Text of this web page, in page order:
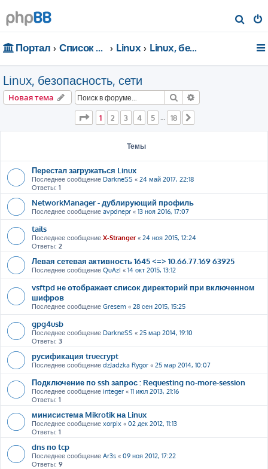
о
Портал Список форумов Linux Linux, безопасность, сети
Linux, безопасность, сети
Новая тема Поиск
Страница из 18
1 2 3 4 5 … 18
Темы
Перестал загружаться Linux
Последнее сообщение DarkneSS « 24 май 2017, 22:18
Ответы: 1
NetworkManager - дублирующий профиль
Последнее сообщение avpdnepr « 13 ноя 2016, 17:07
tails
Последнее сообщение X-Stranger« 24 ноя 2015, 12:24
Ответы: 2
Левая сетевая активность 1645 <=> 10.66.77.169 63925
Последнее сообщение QuAzI « 14 окт 2015, 13:12
vsftpd не отображает список директорий при включенном
шифров
Последнее сообщение Gresem « 28 сен 2015, 15:25
gpg4usb
Последнее сообщение DarkneSS « 25 мар 2014, 19:10
Ответы: 3
русификация truecrypt
Последнее сообщение dzJadzka Rygor « 25 мар 2014, 10:07
Подключение по ssh запрос : Requesting no-more-session
Последнее сообщение integer « 11 июл 2013, 21:16
Ответы: 1
минисистема Mikrotik на Linux
Последнее сообщение xorpix « 02 дек 2012, 11:13
Ответы: 1
dns по tcp
Последнее сообщение Ar3s « 09 ноя 2012, 17:22
Ответы: 9